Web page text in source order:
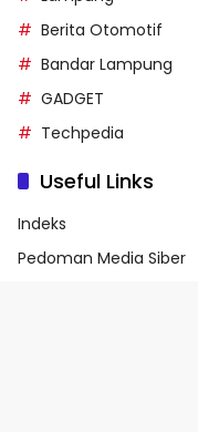
Berita Otomotif
Bandar Lampung
GADGET
Techpedia
Useful Links
Indeks
Pedoman Media Siber